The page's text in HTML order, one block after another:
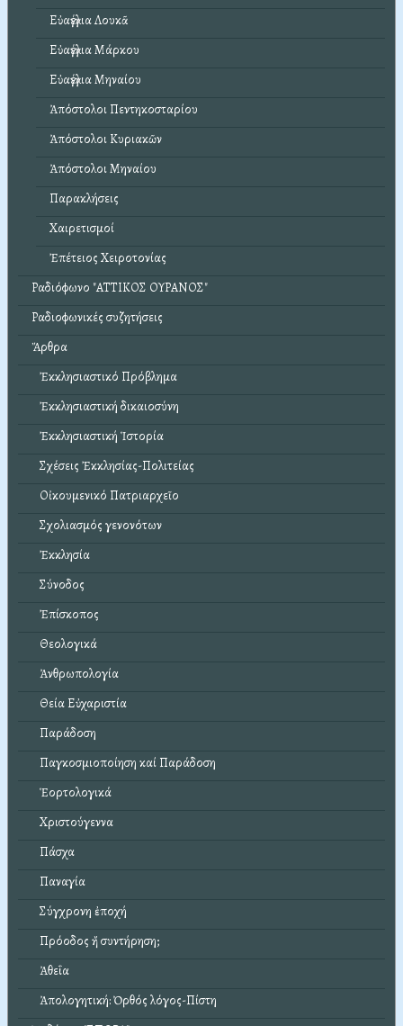
Εὐαγγέλια Λουκᾶ
Εὐαγγέλια Μάρκου
Εὐαγγέλια Μηναίου
Ἀπόστολοι Πεντηκοσταρίου
Ἀπόστολοι Κυριακῶν
Ἀπόστολοι Μηναίου
Παρακλήσεις
Χαιρετισμοί
Ἐπέτειος Χειροτονίας
Ραδιόφωνο "ΑΤΤΙΚΟΣ ΟΥΡΑΝΟΣ"
Ραδιοφωνικές συζητήσεις
Ἄρθρα
Ἐκκλησιαστικό Πρόβλημα
Ἐκκλησιαστική δικαιοσύνη
Ἐκκλησιαστική Ἱστορία
Σχέσεις Ἐκκλησίας-Πολιτείας
Οἰκουμενικό Πατριαρχεῖο
Σχολιασμός γενονότων
Ἐκκλησία
Σύνοδος
Ἐπίσκοπος
Θεολογικά
Ἀνθρωπολογία
Θεία Εὐχαριστία
Παράδοση
Παγκοσμιοποίηση καί Παράδοση
Ἑορτολογικά
Χριστούγεννα
Πάσχα
Παναγία
Σύγχρονη ἐποχή
Πρόοδος ἤ συντήρηση;
Ἀθεΐα
Ἀπολογητική: Ὀρθός λόγος-Πίστη